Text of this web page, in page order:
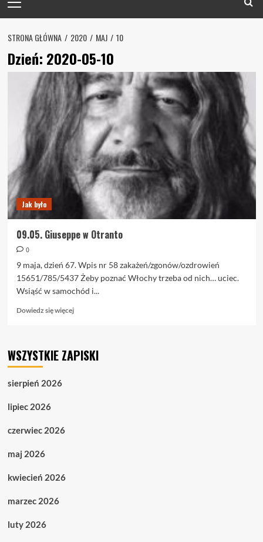
Menu
STRONA GŁÓWNA 2020 MAJ 10
Dzień: 2020-05-10
Jak było
09.05. Giuseppe w Otranto
0
9 maja, dzień 67. Wpis nr 58 zakażeń/zgonów/ozdrowień
15651/785/5437 Żeby poznać Włochy trzeba od nich… uciec.
Wsiąść w samochód i...
Dowiedz się więcejDowiedz
09.05.
WSZYSTKIE ZAPISKI
sierpień 2026
lipiec 2026
czerwiec 2026
maj 2026
kwiecień 2026
marzec 2026
luty 2026